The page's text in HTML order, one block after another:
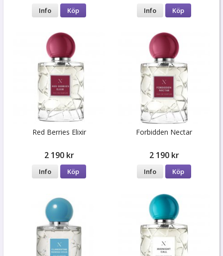
Info Köp Info Köp
Red Berries Elixir
2 190 kr
Info Köp
Forbidden Nectar
2 190 kr
Info Köp